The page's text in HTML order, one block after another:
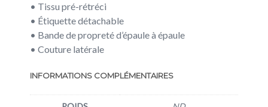
• Tissu pré-rétréci
• Étiquette détachable
• Bande de propreté d’épaule à épaule
• Couture latérale
INFORMATIONS COMPLÉMENTAIRES